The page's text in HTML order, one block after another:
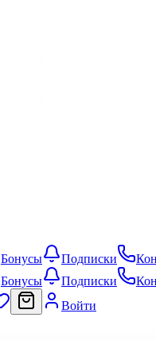
Бонусы Подписки
Бонусы Подписки
Войти